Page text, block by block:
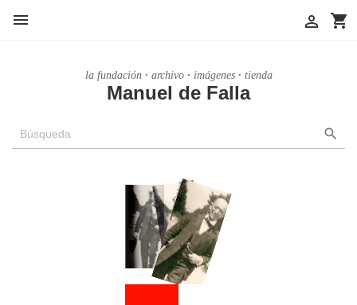
 shopping_cart

la fundación archivo imágenes tienda
Manuel de Falla
